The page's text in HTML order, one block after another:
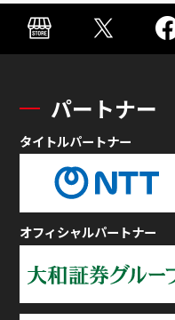
パートナー
タイトルパートナー
オフィシャルパートナー